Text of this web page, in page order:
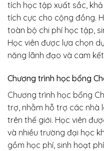
tích học tập xuất sắc,
tích cực cho cộng đồng.
toàn bộ chi phí học tập,
Học viên được lựa chọn
năng lãnh đạo và cam
Chương trình học bổng
Chương trình học bổng
trợ, nhằm hỗ trợ các nhà
trên thế giới. Học viên
và nhiều trường đại học
gồm học phí, sinh hoạt